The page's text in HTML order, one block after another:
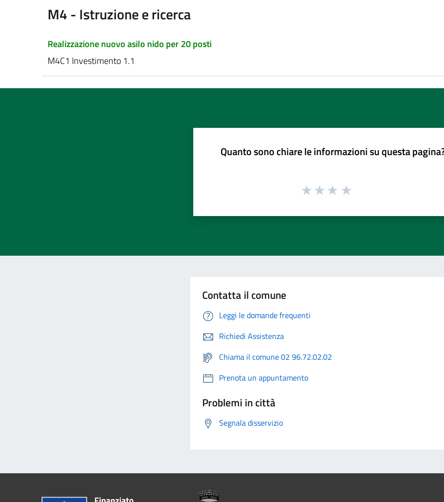
M4 - Istruzione e ricerca
Realizzazione nuovo asilo nido per 20 posti
M4C1 Investimento 1.1
Quanto sono chiare le informazioni su questa
Contatta il comune
Leggi le domande frequenti
Richiedi Assistenza
Chiama il comune 02 96.72.02.02
Prenota un appuntamento
Problemi in città
Segnala disservizio